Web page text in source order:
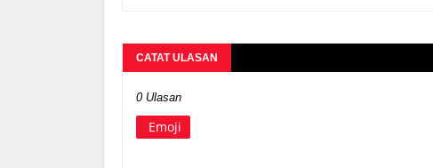
CATAT ULASAN
0 Ulasan
Emoji